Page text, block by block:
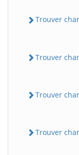
Trouver
Trouver
Trouver
Trouver